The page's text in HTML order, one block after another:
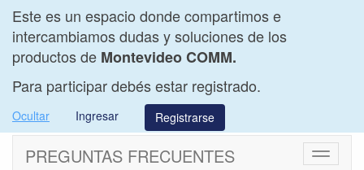
Este es un espacio donde compartimos e
intercambiamos dudas y soluciones de los
productos de Montevideo COMM.
Para participar debés estar registrado.
Ocultar Ingresar Registrarse
Cambiar
PREGUNTAS FRECUENTES